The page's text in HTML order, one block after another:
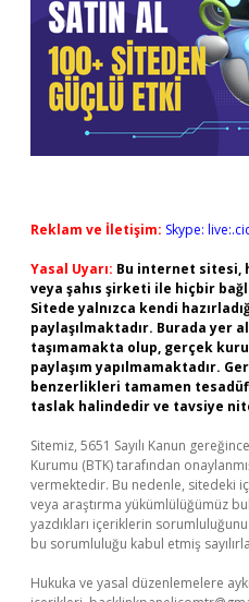
Reklam ve İletişim: Skype:
Yasal Uyarı: Bu internet sitesi,
veya şahıs şirketi ile hiçbir
Sitede yalnızca kendi
paylaşılmaktadır. Burada yer
taşımamakta olup, gerçek
paylaşım yapılmamaktadır.
benzerlikleri tamamen
taslak halindedir ve tavsiye
Sitemiz, 5651 Sayılı Kanun
Kurumu (BTK) tarafından
vermektedir. Bu nedenle, sitedeki
veya araştırma yükümlülüğümüz
yazdıkları içeriklerin
bu sorumluluğu kabul etmiş
Hukuka ve yasal düzenlemelere